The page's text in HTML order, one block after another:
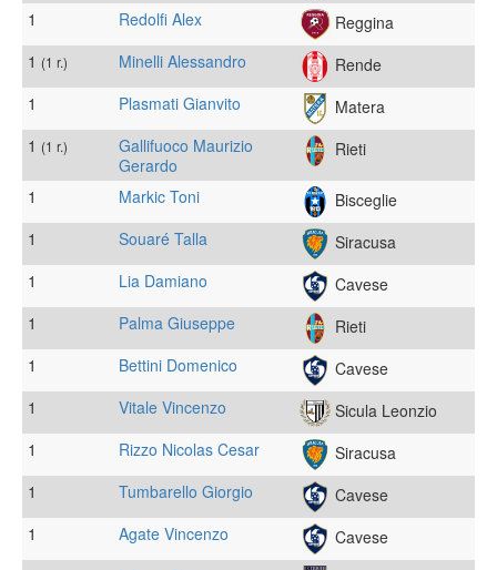
1
Redolfi Alex
Reggina
1 (1 r.) Minelli Alessandro
Rende
1
Plasmati Gianvito
Matera
1 (1 r.)
Gallifuoco Maurizio
Gerardo
Rieti
1 Markic Toni
Bisceglie
1
Souaré Talla
Siracusa
1
Lia Damiano
Cavese
1
Palma Giuseppe
Rieti
1
Bettini Domenico
Cavese
1
Vitale Vincenzo
Sicula Leonzio
1
Rizzo Nicolas Cesar
Siracusa
1
Tumbarello Giorgio
Cavese
1
Agate Vincenzo
Cavese